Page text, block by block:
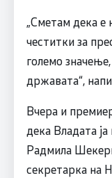
„Сметам дека е
честитки за
големо
државата“,
Вчера и
дека Владата
Радмила
секретарка на